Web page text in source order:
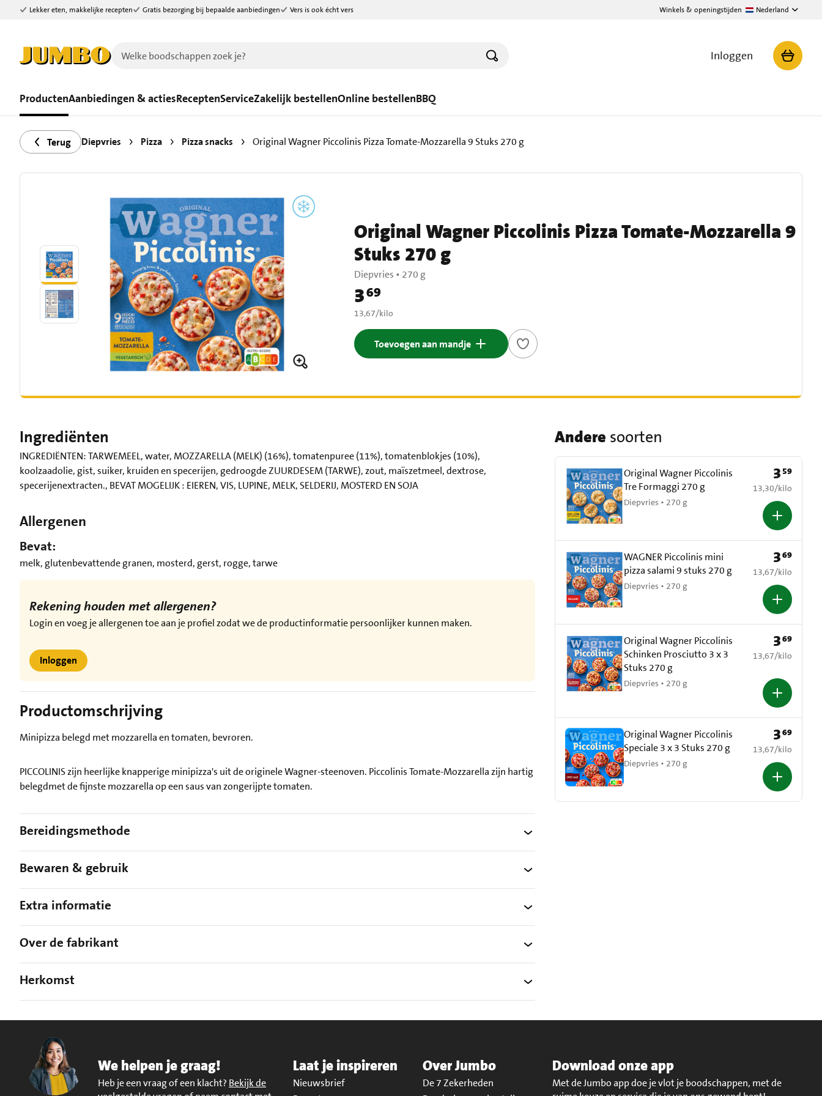
Ga naar zoeken
Ga naar hoofdinhoud
Lekker eten, makkelijke recepten Gratis bezorging bij bepaalde aanbiedingen Vers is ook écht vers Winkels & openingstijden Nederland
Inloggen
ProductenAanbiedingen & actiesReceptenServiceZakelijk bestellenOnline bestellenBBQ
Terug Diepvries Pizza Pizza snacks Original Wagner Piccolinis Pizza Tomate-Mozzarella 9 Stuks 270 g
Original Wagner Piccolinis Pizza Tomate-Mozzarella 9
Stuks 270 g
Diepvries • 270 g
Prijs: € 3,69
369
€ 13,67 per kilo
13,67/kilo
Toevoegen aan mandje
Ingrediënten
INGREDIËNTEN: TARWEMEEL, water, MOZZARELLA (MELK) (16%), tomatenpuree (11%), tomatenblokjes (10%),
koolzaadolie, gist, suiker, kruiden en specerijen, gedroogde ZUURDESEM (TARWE), zout, maïszetmeel, dextrose,
specerijenextracten., BEVAT MOGELIJK : EIEREN, VIS, LUPINE, MELK, SELDERIJ, MOSTERD EN SOJA
Allergenen
Bevat:
melk, glutenbevattende granen, mosterd, gerst, rogge, tarwe
Rekening houden met allergenen?
Login en voeg je allergenen toe aan je profiel zodat we de productinformatie persoonlijker kunnen maken.
Inloggen
Productomschrijving
Minipizza belegd met mozzarella en tomaten, bevroren.
PICCOLINIS zijn heerlijke knapperige minipizza's uit de originele Wagner-steenoven. Piccolinis Tomate-Mozzarella zijn hartig
belegdmet de fijnste mozzarella op een saus van zongerijpte tomaten.
Bereidingsmethode
Bewaren & gebruik
Extra informatie
Over de fabrikant
Herkomst
Andere soorten
Original Wagner Piccolinis
Tre Formaggi 270 g
Diepvries • 270 g
Prijs: € 3,59
3 59
€ 13,30 per kilo
13,30/kilo
WAGNER Piccolinis mini
pizza salami 9 stuks 270 g
Diepvries • 270 g
Prijs: € 3,69
369
€ 13,67 per kilo
13,67/kilo
Original Wagner Piccolinis
Schinken Prosciutto 3 x 3
Stuks 270 g
Diepvries • 270 g
Prijs: € 3,69
369
€ 13,67 per kilo
13,67/kilo
Original Wagner Piccolinis
Speciale 3 x 3 Stuks 270 g
Diepvries • 270 g
Prijs: € 3,69
369
€ 13,67 per kilo
13,67/kilo
We helpen je graag!
Heb je een vraag of een klacht? Bekijk de
Laat je inspireren
Nieuwsbrief
Over Jumbo
De 7 Zekerheden
Download onze app
Met de Jumbo app doe je vlot je boodschappen, met de